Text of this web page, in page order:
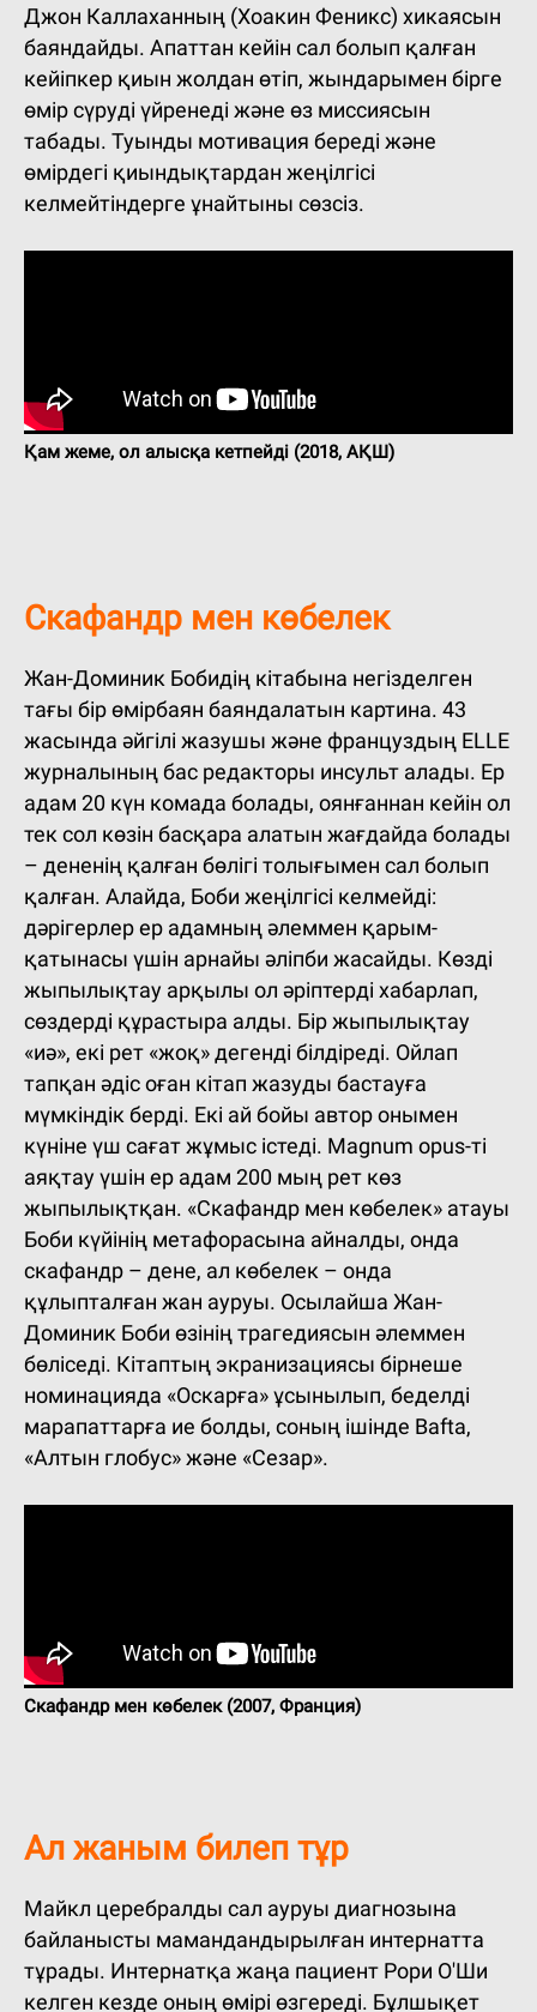
Джон Каллаханның (Хоакин Феникс) хикаясын
баяндайды. Апаттан кейін сал болып қалған
кейіпкер қиын жолдан өтіп, жындарымен бірге
өмір сүруді үйренеді және өз миссиясын
табады. Туынды мотивация береді және
өмірдегі қиындықтардан жеңілгісі
келмейтіндерге ұнайтыны сөзсіз.
Қам жеме, ол алысқа кетпейді (2018, АҚШ)
Скафандр мен көбелек
Жан-Доминик Бобидің кітабына негізделген
тағы бір өмірбаян баяндалатын картина. 43
жасында әйгілі жазушы және француздың ELLE
журналының бас редакторы инсульт алады. Ер
адам 20 күн комада болады, оянғаннан кейін ол
тек сол көзін басқара алатын жағдайда болады
– дененің қалған бөлігі толығымен сал болып
қалған. Алайда, Боби жеңілгісі келмейді:
дәрігерлер ер адамның әлеммен қарым-
қатынасы үшін арнайы әліпби жасайды. Көзді
жыпылықтау арқылы ол әріптерді хабарлап,
сөздерді құрастыра алды. Бір жыпылықтау
«иә», екі рет «жоқ» дегенді білдіреді. Ойлап
тапқан әдіс оған кітап жазуды бастауға
мүмкіндік берді. Екі ай бойы автор онымен
күніне үш сағат жұмыс істеді. Magnum opus-ті
аяқтау үшін ер адам 200 мың рет көз
жыпылықтқан. «Скафандр мен көбелек» атауы
Боби күйінің метафорасына айналды, онда
скафандр – дене, ал көбелек – онда
құлыпталған жан ауруы. Осылайша Жан-
Доминик Боби өзінің трагедиясын әлеммен
бөліседі. Кітаптың экранизациясы бірнеше
номинацияда «Оскарға» ұсынылып, беделді
марапаттарға ие болды, соның ішінде Bafta,
«Алтын глобус» және «Сезар».
Скафандр мен көбелек (2007, Франция)
Ал жаным билеп тұр
Майкл церебралды сал ауруы диагнозына
байланысты мамандандырылған интернатта
тұрады. Интернатқа жаңа пациент Рори О'Ши
келген кезде оның өмірі өзгереді. Бұлшықет